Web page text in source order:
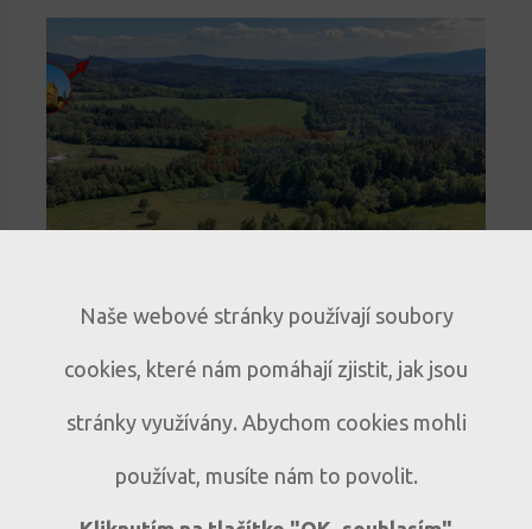
výhledem na Kašperk
P190
Klidné místo pro rodinný dům i
Naše webové stránky používají soubory
cookies, které nám pomáhají zjistit, jak jsou
stránky využívány. Abychom cookies mohli
používat, musíte nám to povolit.